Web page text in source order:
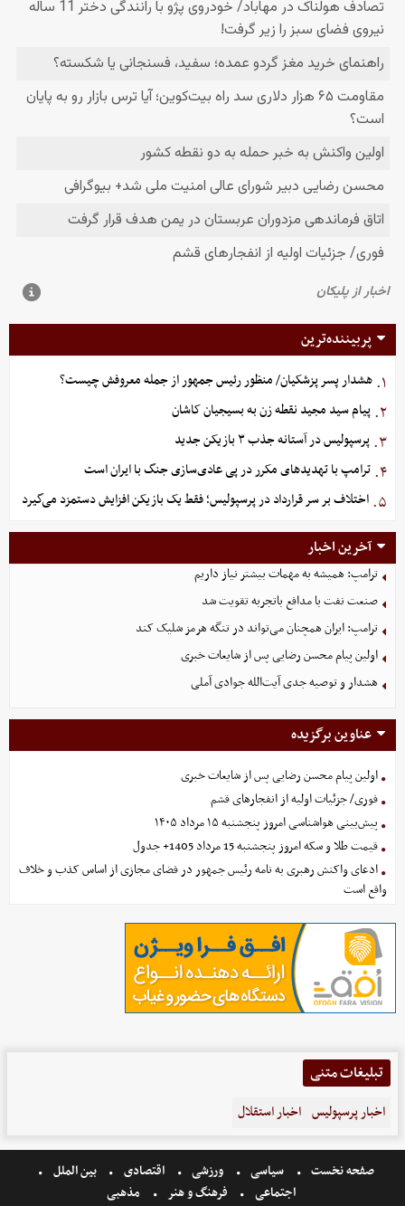
پربیننده‌ترین
۱. هشدار پسر پزشکیان/ منظور رئیس جمهور از جمله معروفش چیست؟
۲. پیام سید مجید نقطه زن به بسیجیان کاشان
۳. پرسپولیس در آستانه جذب ۳ بازیکن جدید
۴. ترامپ با تهدیدهای مکرر در پی عادی‌سازی جنگ با ایران است
۵. اختلاف بر سر قرارداد در پرسپولیس؛ فقط یک بازیکن افزایش دستمزد می‌گیرد
آخرین اخبار
ترامپ: همیشه به مهمات بیشتر نیاز داریم
صنعت نفت با مدافع باتجربه تقویت شد
ترامپ: ایران همچنان می‌تواند در تنگه هرمز شلیک کند
اولین پیام محسن رضایی پس از شایعات خبری
هشدار و توصیه جدی آیت‌الله جوادی آملی
عناوین برگزیده
اولین پیام محسن رضایی پس از شایعات خبری
فوری/ جزئیات اولیه از انفجارهای قشم
پیش‌بینی هواشناسی امروز پنجشنبه ۱۵ مرداد ۱۴۰۵
قیمت طلا و سکه امروز پنجشنبه 15 مرداد 1405+ جدول
ادعای واکنش رهبری به نامه رئیس جمهور در فضای مجازی از اساس کذب و خلاف
واقع است
تبلیغات متنی
اخبار پرسپولیس اخبار استقلال
صفحه نخست سیاسی ورزشی اقتصادی
بین الملل
اجتماعی
فرهنگ و هنر مذهبی